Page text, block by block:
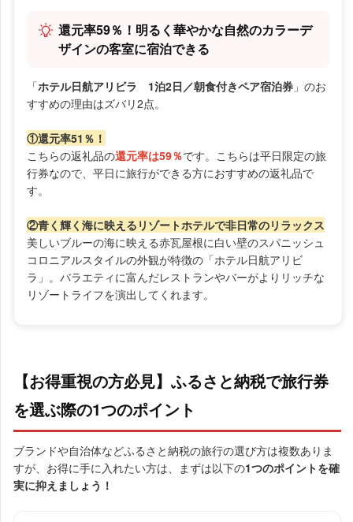
還元率59％！明るく華やかな自然のカラーデ
ザインの客室に宿泊できる
「ホテル日航アリビラ 1泊2日／朝食付きペア宿泊券 」のお
すすめの理由はズバリ2点。
①還元率51％！
こちらの返礼品の還元率は59％です。こちらは平日限定の旅
行券なので、平日に旅行ができる方におすすめの返礼品で
す。
②青く輝く海に映えるリゾートホテルで非日常のリラックス
美しいブルーの海に映える赤瓦屋根に白い壁のスパニッシュ
コロニアルスタイルの外観が特徴の「ホテル日航アリビ
ラ」。バラエティに富んだレストランやバーがよりリッチな
リゾートライフを演出してくれます。
【お得重視の方必見】ふるさと納税で旅行券
を選ぶ際の1つのポイント
ブランドや自治体などふるさと納税の旅行の選び方は複数ありま
すが、お得に手に入れたい方は、まずは以下の1つのポイントを確
実に抑えましょう！